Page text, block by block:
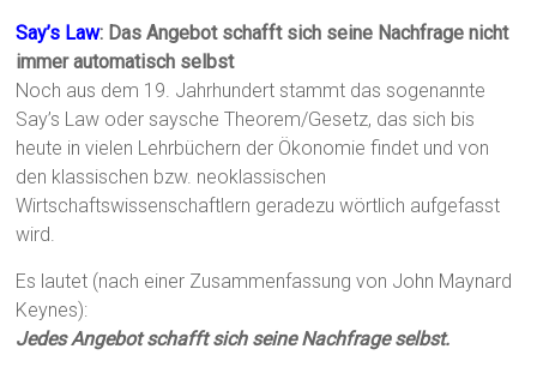
Say’s Law: Das Angebot schafft sich seine Nachfrage nicht
immer automatisch selbst
Noch aus dem 19. Jahrhundert stammt das sogenannte
Say’s Law oder saysche Theorem/Gesetz, das sich bis
heute in vielen Lehrbüchern der Ökonomie findet und von
den klassischen bzw. neoklassischen
Wirtschaftswissenschaftlern geradezu wörtlich aufgefasst
wird.
Es lautet (nach einer Zusammenfassung von John Maynard
Keynes):
Jedes Angebot schafft sich seine Nachfrage selbst.